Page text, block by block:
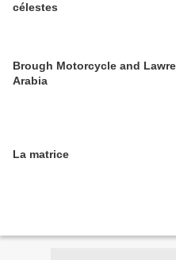
célestes
Brough Motorcycle and
Arabia
La matrice